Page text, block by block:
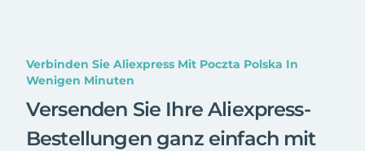
Verbinden Sie Aliexpress Mit Poczta Polska In
Wenigen Minuten
Versenden Sie Ihre Aliexpress-
Bestellungen ganz einfach mit